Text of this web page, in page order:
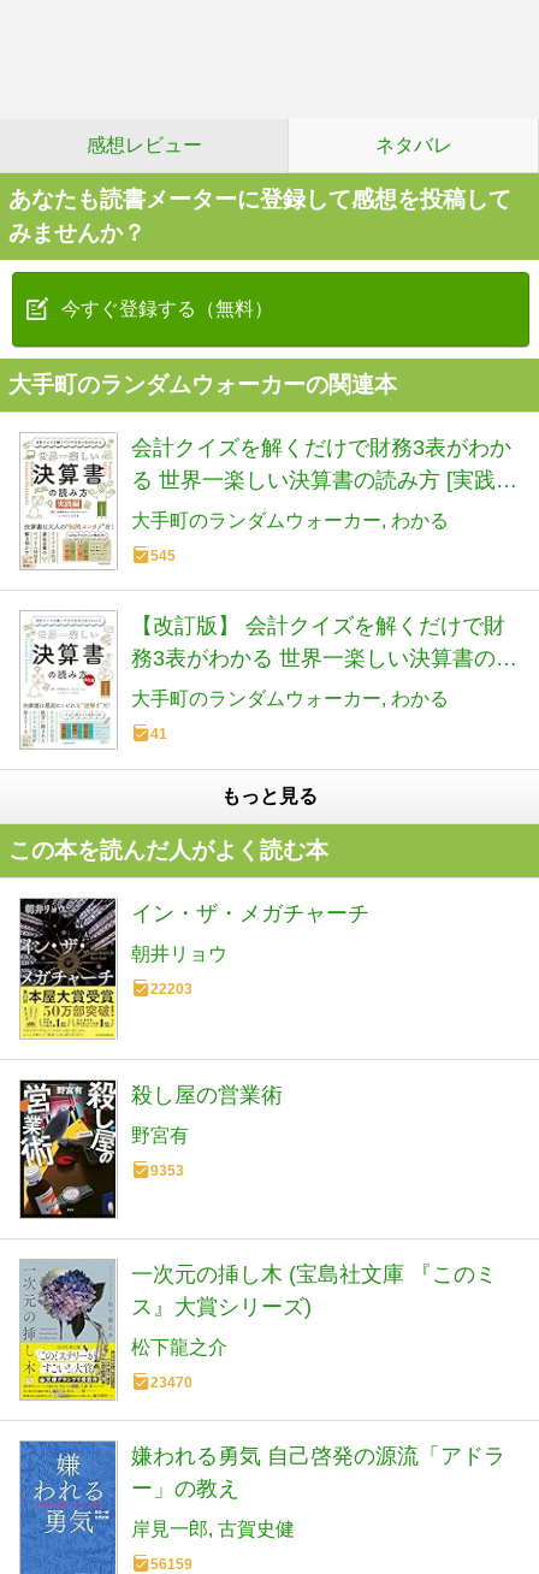
感想レビュー ネタバレ
あなたも読書メーターに登録して感想を投稿して
みませんか？
今すぐ登録する（無料）
大手町のランダムウォーカーの関連本
会計クイズを解くだけで財務3表がわか
る 世界一楽しい決算書の読み方 [実践
編]
大手町のランダムウォーカー わかる
545
【改訂版】 会計クイズを解くだけで財
務3表がわかる 世界一楽しい決算書の読
み方
大手町のランダムウォーカー わかる
41
もっと見る
この本を読んだ人がよく読む本
イン・ザ・メガチャーチ
朝井リョウ
22203
殺し屋の営業術
野宮有
9353
一次元の挿し木 (宝島社文庫 『このミ
ス』大賞シリーズ)
松下龍之介
23470
嫌われる勇気 自己啓発の源流「アドラ
ー」の教え
岸見一郎 古賀史健
56159